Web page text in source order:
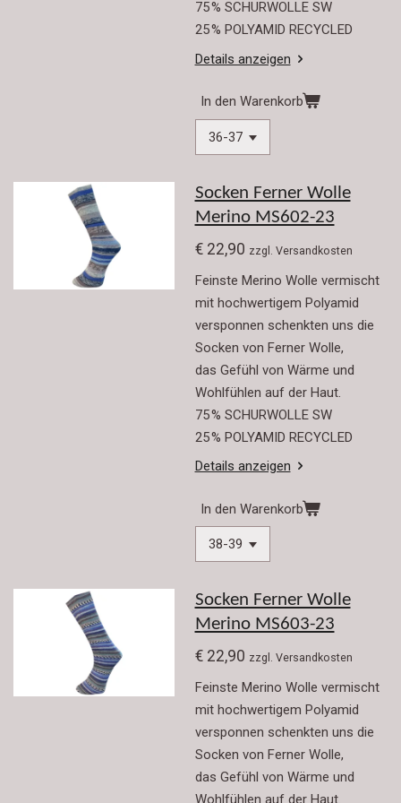
75 % SCHURWOLLE SW
25 % POLYAMID RECYCLED
Details anzeigen
In den Warenkorb
Socken Ferner Wolle
Merino MS602-23
€ 22,90 zzgl. Versandkosten
Feinste Merino Wolle vermischt
mit hochwertigem Polyamid
versponnen schenkten uns die
Socken von Ferner Wolle,
das Gefühl von Wärme und
Wohlfühlen auf der Haut.
75 % SCHURWOLLE SW
25 % POLYAMID RECYCLED
Details anzeigen
In den Warenkorb
Socken Ferner Wolle
Merino MS603-23
€ 22,90 zzgl. Versandkosten
Feinste Merino Wolle vermischt
mit hochwertigem Polyamid
versponnen schenkten uns die
Socken von Ferner Wolle,
das Gefühl von Wärme und
Wohlfühlen auf der Haut.